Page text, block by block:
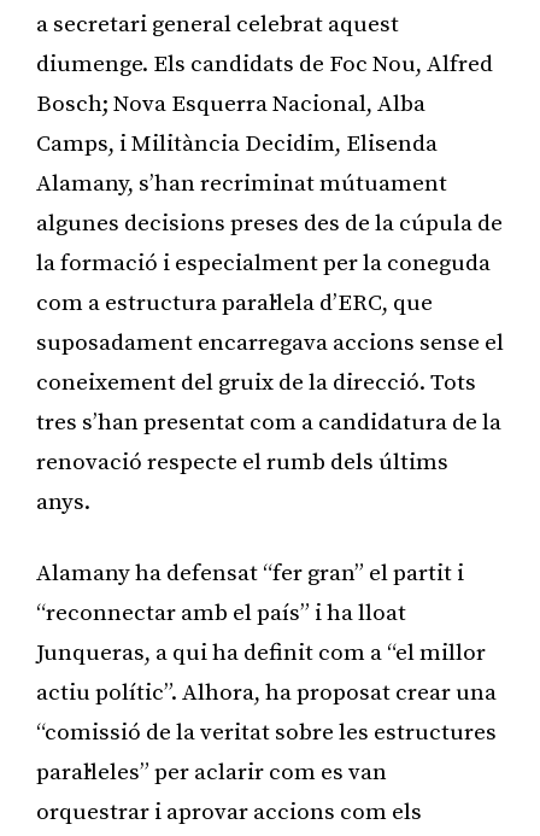
a secretari general celebrat aquest
diumenge. Els candidats de Foc Nou, Alfred
Bosch; Nova Esquerra Nacional, Alba
Camps, i Militància Decidim, Elisenda
Alamany, s’han recriminat mútuament
algunes decisions preses des de la cúpula de
la formació i especialment per la coneguda
com a estructura paral·lela d’ERC, que
suposadament encarregava accions sense el
coneixement del gruix de la direcció. Tots
tres s’han presentat com a candidatura de la
renovació respecte el rumb dels últims
anys.
Alamany ha defensat “fer gran” el partit i
“reconnectar amb el país” i ha lloat
Junqueras, a qui ha definit com a “el millor
actiu polític”. Alhora, ha proposat crear una
“comissió de la veritat sobre les estructures
paral·leles” per aclarir com es van
orquestrar i aprovar accions com els